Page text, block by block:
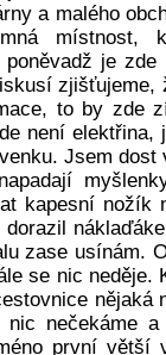
a malého
místnost,
poněvadž je
zjišťujeme,
to by zde
není
Jsem dost
kapesní nožík
dorazil
zase usínám.
se nic neděje.
nic nečekáme
první větší